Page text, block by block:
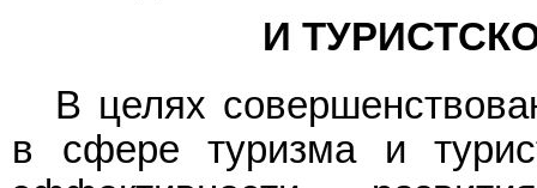
И
В целях
в сфере туризма и